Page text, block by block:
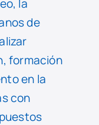
la
de
formación
en la
con